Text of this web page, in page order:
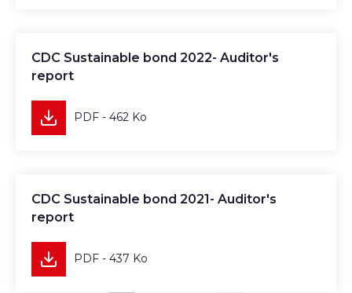
Télécharger
CDC Sustainable bond 2022- Auditor's
report
PDF - 462 Ko
Télécharger
CDC Sustainable bond 2021- Auditor's
report
PDF - 437 Ko